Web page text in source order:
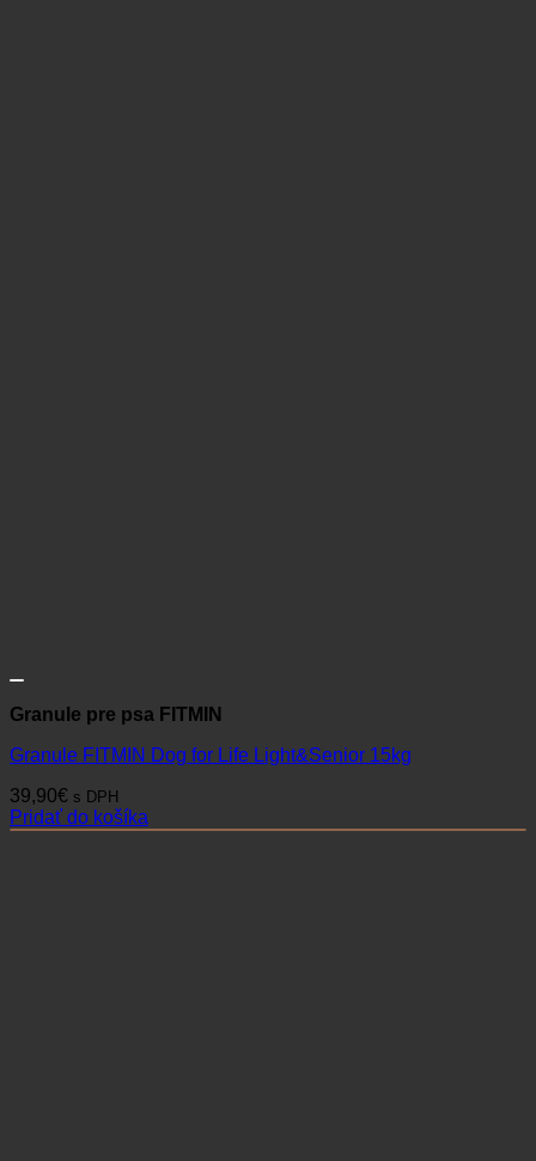
Granule pre psa FITMIN
Granule FITMIN Dog for Life Light&Senior 15kg
39,90€ s DPH
Pridať do košíka